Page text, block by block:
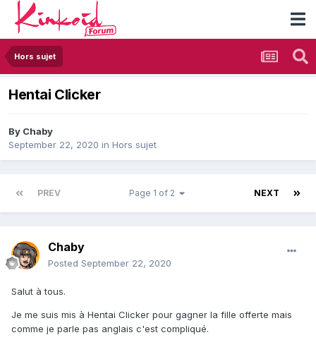
Hors sujet
Hentai Clicker
By Chaby
September 22, 2020 in Hors sujet
PREV NEXT
Page 1 of 2
Chaby
Posted September 22, 2020
Salut à tous.
Je me suis mis à Hentai Clicker pour gagner la fille offerte mais
comme je parle pas anglais c'est compliqué.